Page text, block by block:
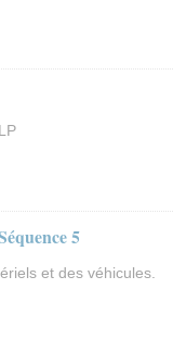
5
et des véhicules.